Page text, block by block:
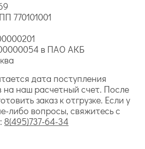
770101001
в ПАО АКБ
дата поступления
на наш расчетный счет. После
заказ к отгрузке. Если у
либо вопросы, свяжитесь с
8(495)737-64-34